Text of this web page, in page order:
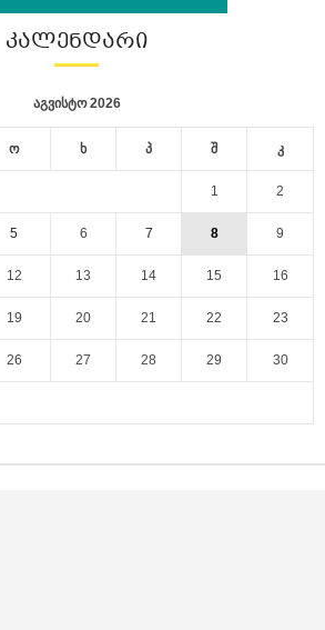
ᲙᲐᲚᲔᲜᲓᲐᲠᲘ
აგვისტო 2026
ო ხ პ შ კ
1 2
5 6 7 8 9
12 13 14 15 16
19 20 21 22 23
26 27 28 29 30